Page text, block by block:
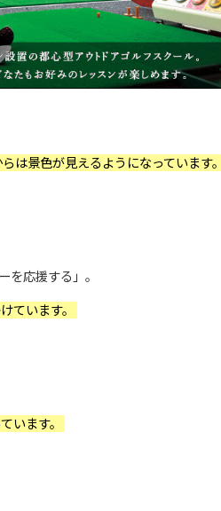
は景色が見えるようになっています。
を応援する」。
ています。
います。